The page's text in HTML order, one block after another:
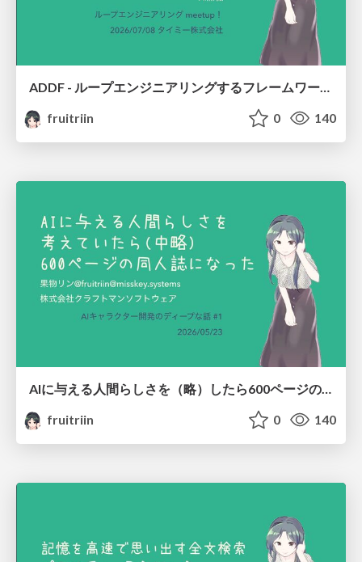
ADDF - ループエンジニアリングするフレームワークを作ったら/I Didn't Set Out to Build Loop Engineering, But ADDF Did
fruitriin
0 140
fruitriin
0 140